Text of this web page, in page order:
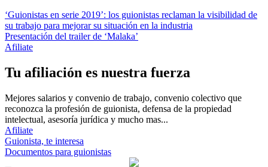
‘Guionistas en serie 2019’: los guionistas reclaman la visibilidad de
su trabajo para mejorar su situación en la industria
Presentación del trailer de ‘Malaka’
Afiliate
Tu afiliación es nuestra fuerza
Mejores salarios y convenio de trabajo, convenio colectivo que
reconozca la profesión de guionista, defensa de la propiedad
intelectual, asesoría jurídica y mucho mas...
Afiliate
Guionista, te interesa
Documentos para guionistas